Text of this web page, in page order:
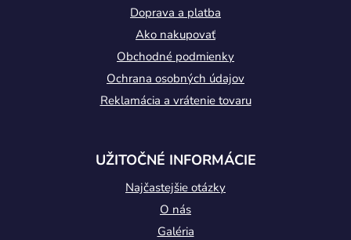
Doprava a platba
Ako nakupovať
Obchodné podmienky
Ochrana osobných údajov
Reklamácia a vrátenie tovaru
UŽITOČNÉ INFORMÁCIE
Najčastejšie otázky
O nás
Galéria